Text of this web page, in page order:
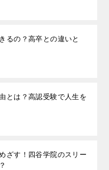
るの？高卒との違いと
とは？高認受験で人生を
ざす！四谷学院のスリー